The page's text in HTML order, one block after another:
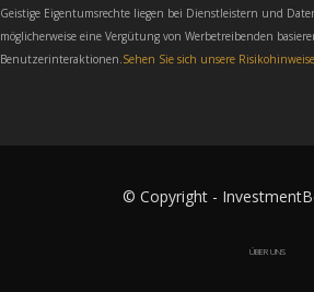
Geistige Eigentumsrechte liegen bei Dienstleistern und
möglicherweise eine Vergütung von Werbetreibenden
Benutzerinteraktionen.Sehen Sie sich unsere
© Copyright -
ÜBER UNS